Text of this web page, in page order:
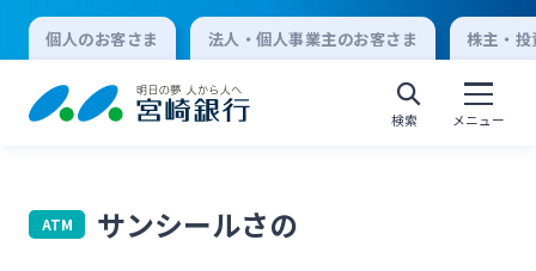
個人のお客さま 法人・個人事業主のお客さま 株主・
検索 メニュー
個人向けインターネットバンキング
ATM サンシールさの